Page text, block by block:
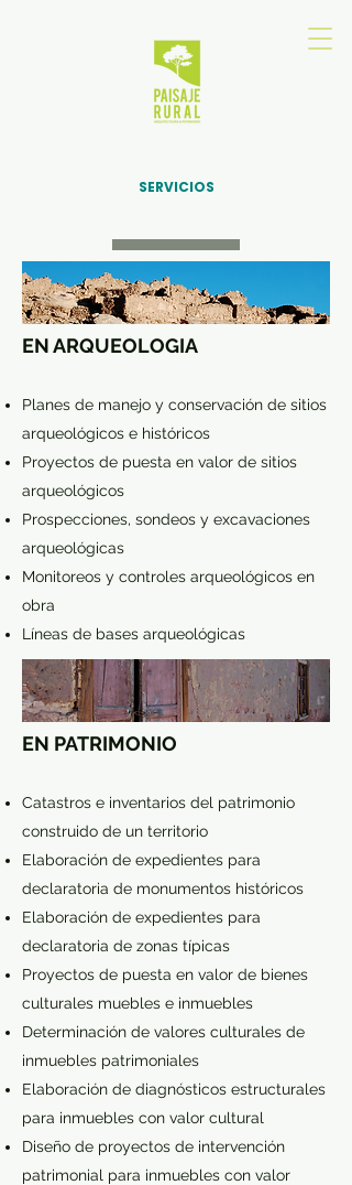
SERVICIOS
EN ARQUEOLOGIA
Planes de manejo y conservación de sitios
arqueológicos e históricos
Proyectos de puesta en valor de sitios
arqueológicos
Prospecciones, sondeos y excavaciones
arqueológicas
Monitoreos y controles arqueológicos en
obra
Líneas de bases arqueológicas
EN PATRIMONIO
Catastros e inventarios del patrimonio
construido de un territorio
Elaboración de expedientes para
declaratoria de monumentos históricos
Elaboración de expedientes para
declaratoria de zonas típicas
Proyectos de puesta en valor de bienes
culturales muebles e inmuebles
Determinación de valores culturales de
inmuebles patrimoniales
Elaboración de diagnósticos estructurales
para inmuebles con valor cultural
Diseño de proyectos de intervención
patrimonial para inmuebles con valor